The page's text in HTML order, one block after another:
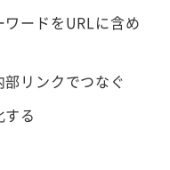
ードをURLに含め
リンクでつなぐ
る